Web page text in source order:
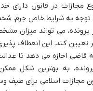
مجازات در قانون دارای
توجه به شرایط خاص جرم،
پرونده، می تواند میزان
تعیین کند. این انعطاف
اجازه می دهد تا عدالت
به بهترین شکل ممکن
مجازات اسلامی برای طیف